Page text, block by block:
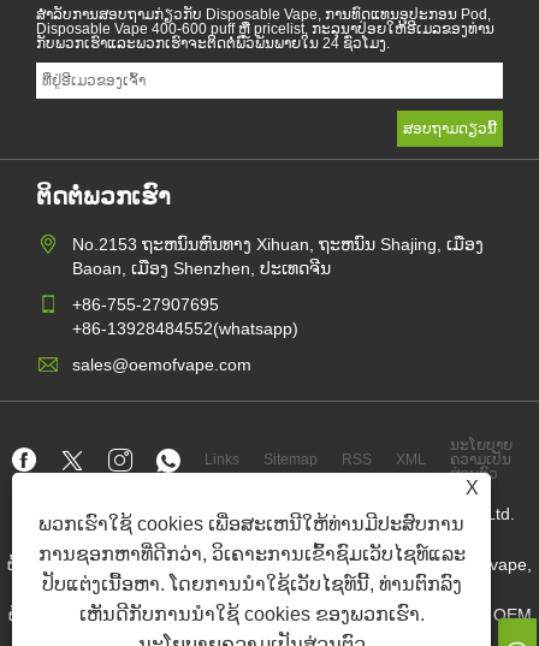
X
ພວກເຮົາໃຊ້ cookies ເພື່ອສະເຫນີໃຫ້ທ່ານມີປະສົບການ
ການຊອກຫາທີ່ດີກວ່າ, ວິເຄາະການເຂົ້າຊົມເວັບໄຊທ໌ແລະ
ປັບແຕ່ງເນື້ອຫາ. ໂດຍການນໍາໃຊ້ເວັບໄຊທ໌ນີ້, ທ່ານຕົກລົງ
ເຫັນດີກັບການນໍາໃຊ້ cookies ຂອງພວກເຮົາ.
ສໍາ​ລັບ​ການ​ສອບ​ຖາມ​ກ່ຽວ​ກັບ Disposable Vape, ການ​ທົດ​ແທນ​ອຸ​ປະ​ກອນ Pod,
Disposable Vape 400-600 puff ຫຼື pricelist, ກະ​ລຸ​ນາ​ປ່ອຍ​ໃຫ້​ອີ​ເມລ​ຂອງ​ທ່ານ​
ກັບ​ພວກ​ເຮົາ​ແລະ​ພວກ​ເຮົາ​ຈະ​ຕິດ​ຕໍ່​ພົວ​ພັນ​ພາຍ​ໃນ 24 ຊົ່ວ​ໂມງ.
ຕິດຕໍ່ພວກເຮົາ
No.2153 ຖະຫນົນຫົນທາງ Xihuan, ຖະຫນົນ Shajing, ເມືອງ
Baoan, ເມືອງ Shenzhen, ປະເທດຈີນ
+86-755-27907695
+86-13928484552(whatsapp)
sales@oemofvape.com
Links Sitemap RSS XML
ນະໂຍບາຍ
ຄວາມເປັນ
ສ່ວນຕົວ
ລິຂະສິດ© 2022 ເຄື່ອງຫມາຍຄວາມຖືກຕ້ອງຂອງເຕັກໂນໂລຢີ Aplus, Ltd.
ທິການ.
ຜູ້ຜະລິດລົດເຂັນຂອງຈີນ, ອຸປະກອນ POD POD, Vape Dispose, Oem vape,
ຢາສູບອີເລັກໂທຣນິກ
ຜູ້ຂາຍເຄື່ອງສົ່ງຕົ້ນໄມ້ Nicotine, ຜູ້ສະຫນອງກະເປົາ Nicotine, ໂຮງງານ OEM
Nicotine Pouch